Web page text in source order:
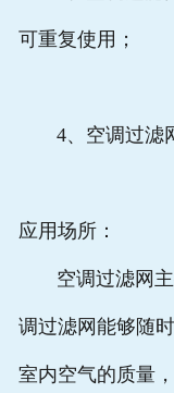
可重复使用；
4、空调过滤网
应用场所：
空调过滤网主
调过滤网能够随
室内空气的质量